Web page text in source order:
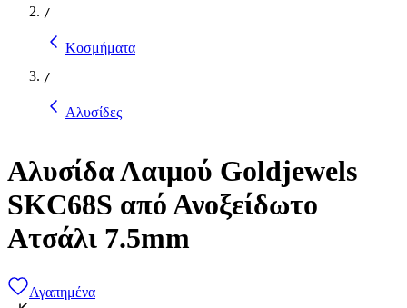
/
Κοσμήματα
/
Αλυσίδες
Αλυσίδα Λαιμού Goldjewels
SKC68S από Ανοξείδωτο
Ατσάλι 7.5mm
Αγαπημένα